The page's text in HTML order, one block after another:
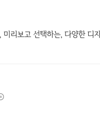
리보고 선택하는, 다양한 디